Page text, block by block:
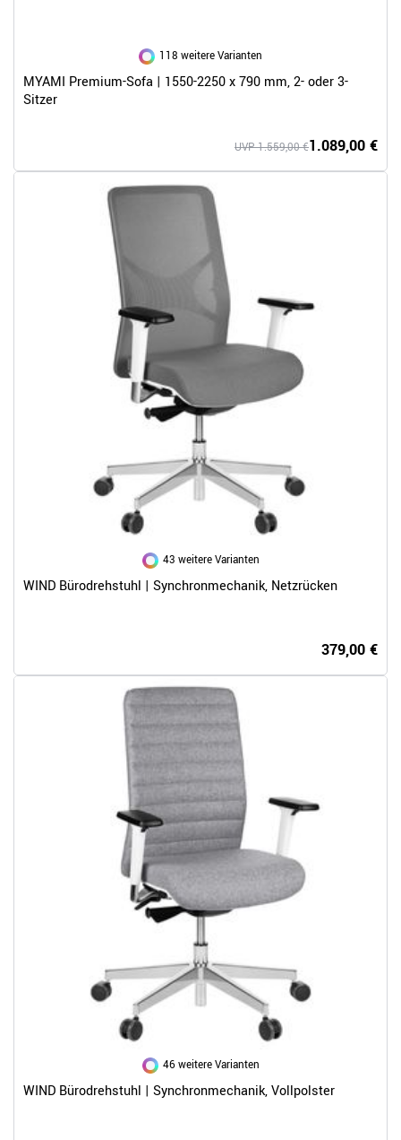
118 weitere Varianten
MYAMI Premium-Sofa | 1550-2250 x 790 mm, 2- oder 3-
Sitzer
1.089,00 €
UVP 1.559,00 €
43 weitere Varianten
WIND Bürodrehstuhl | Synchronmechanik, Netzrücken
379,00 €
46 weitere Varianten
WIND Bürodrehstuhl | Synchronmechanik, Vollpolster